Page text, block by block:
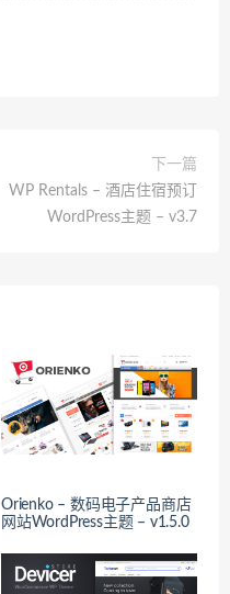
下一篇
WP Rentals – 酒店住宿预订
WordPress主题 – v3.7
Orienko – 数码电子产品商店
网站WordPress主题 – v1.5.0